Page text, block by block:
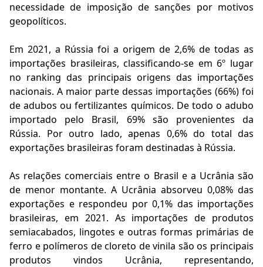
necessidade de imposição de sanções por motivos
geopolíticos.
Em 2021, a Rússia foi a origem de 2,6% de todas as
importações brasileiras, classificando-se em 6º lugar
no ranking das principais origens das importações
nacionais. A maior parte dessas importações (66%) foi
de adubos ou fertilizantes químicos. De todo o adubo
importado pelo Brasil, 69% são provenientes da
Rússia. Por outro lado, apenas 0,6% do total das
exportações brasileiras foram destinadas à Rússia.
As relações comerciais entre o Brasil e a Ucrânia são
de menor montante. A Ucrânia absorveu 0,08% das
exportações e respondeu por 0,1% das importações
brasileiras, em 2021. As importações de produtos
semiacabados, lingotes e outras formas primárias de
ferro e polímeros de cloreto de vinila são os principais
produtos vindos Ucrânia, representando,